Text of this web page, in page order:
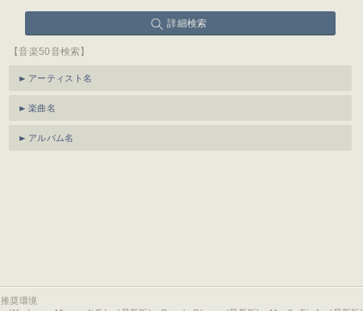
詳細検索
【音楽50音検索】
アーティスト名
楽曲名
アルバム名
推奨環境